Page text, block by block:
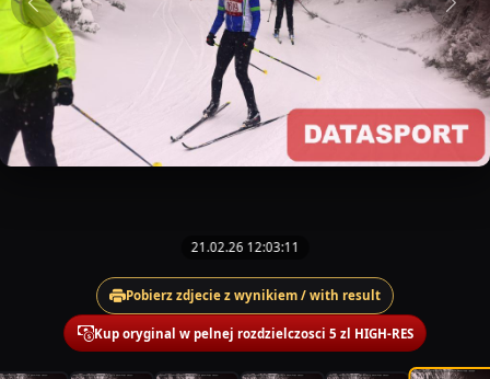
21.02.26 12:03:11
Pobierz zdjecie z wynikiem / with result
Kup oryginal w pelnej rozdzielczosci 5 zl HIGH-RES